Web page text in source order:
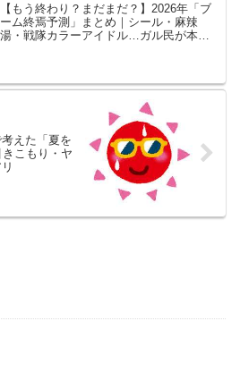
【もう終わり？まだまだ？】2026年「ブ
ーム終焉予測」まとめ｜シール・麻辣
湯・戦隊カラーアイドル…ガル民が本音
えた「夏を
こもり・ヤ